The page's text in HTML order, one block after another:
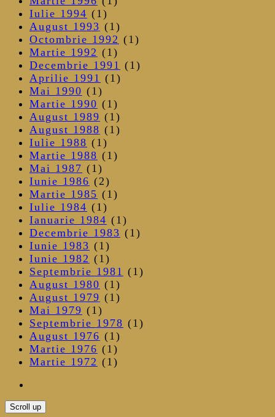
Iulie 1994 (1)
August 1993 (1)
Octombrie 1992 (1)
Martie 1992 (1)
Decembrie 1991 (1)
Aprilie 1991 (1)
Mai 1990 (1)
Martie 1990 (1)
August 1989 (1)
August 1988 (1)
Iulie 1988 (1)
Martie 1988 (1)
Mai 1987 (1)
Iunie 1986 (2)
Martie 1985 (1)
Iulie 1984 (1)
Ianuarie 1984 (1)
Decembrie 1983 (1)
Iunie 1983 (1)
Iunie 1982 (1)
Septembrie 1981 (1)
August 1980 (1)
August 1979 (1)
Mai 1979 (1)
Septembrie 1978 (1)
August 1976 (1)
Martie 1976 (1)
Martie 1972 (1)
Scroll up